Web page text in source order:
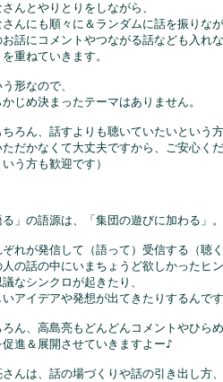
んとやりとりをしながら、
さんにも順々に＆ランダムに話を振りな
お話にコメントやつながる話なども入れ
重ねていきます。
形なので、
じめ決まったテーマはありません。
ちろん、話すよりも聴いていたいという
ただかなくて大丈夫ですから、ご安心く
う方も歓迎です）
る」の語源は、「集団の遊びに加わる」。
ぞれが発信して（語って）受信する（聴
人の話の中にいまちょうど欲しかったヒ
なシンクロが起きたり、
いアイデアや発想が出てきたりするんで
ろん、高島亮もどんどんコメントやひら
促進＆展開させていきますよー♪
さんは、話の場づくりや話の引き出し方